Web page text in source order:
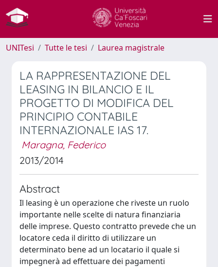
UNITesi Tutte le tesi Laurea magistrale
LA RAPPRESENTAZIONE DEL
LEASING IN BILANCIO E IL
PROGETTO DI MODIFICA DEL
PRINCIPIO CONTABILE
INTERNAZIONALE IAS 17.
Maragna, Federico
2013/2014
Abstract
Il leasing è un operazione che riveste un ruolo
importante nelle scelte di natura finanziaria
delle imprese. Questo contratto prevede che un
locatore ceda il diritto di utilizzare un
determinato bene ad un locatario il quale si
impegnerà ad effettuare dei pagamenti